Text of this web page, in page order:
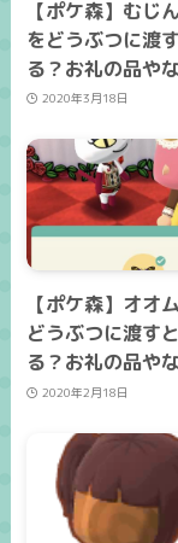
【ポケ森】むじ
をどうぶつに渡
る？お礼の品や
2020年3月18日
【ポケ森】オオ
どうぶつに渡す
る？お礼の品や
2020年2月18日